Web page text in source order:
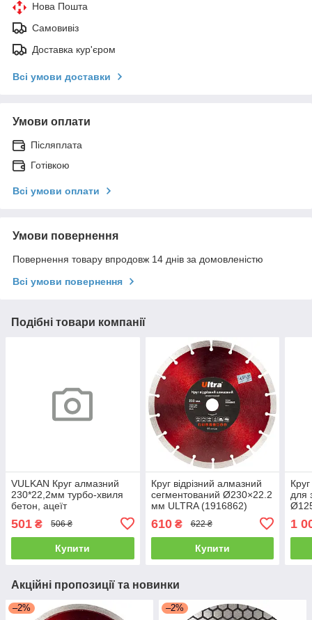
Нова Пошта
Самовивіз
Доставка кур'єром
Всі умови доставки
Умови оплати
Післяплата
Готівкою
Всі умови оплати
Умови повернення
Повернення товару впродовж 14 днів за домовленістю
Всі умови повернення
Подібні товари компанії
VULKAN Круг алмазний
230*22,2мм турбо-хвиля
бетон, ацеїт
501 ₴ 506 ₴
Купити
Круг відрізний алмазний
сегментований Ø230×22.2
мм ULTRA (1916862)
610₴ 622 ₴
Купити
для
1
Акційні пропозиції та новинки
–2% –2%